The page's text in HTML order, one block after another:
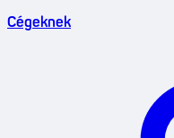
Cégeknek